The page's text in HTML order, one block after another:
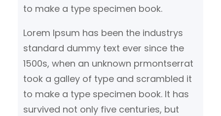
to make a type specimen book.
Lorem Ipsum has been the industrys
standard dummy text ever since the
1500s, when an unknown prmontserrat
took a galley of type and scrambled it
to make a type specimen book. It has
survived not only five centuries, but